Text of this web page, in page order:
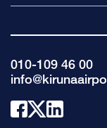
010-109 46 00
LänkLänk